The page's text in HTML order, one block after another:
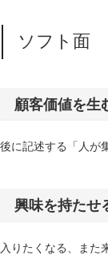
ソフト面
顧客価値を生
後に記述する「人が
興味を持たせ
入りたくなる、また